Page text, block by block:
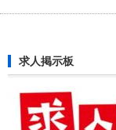
求人掲示板